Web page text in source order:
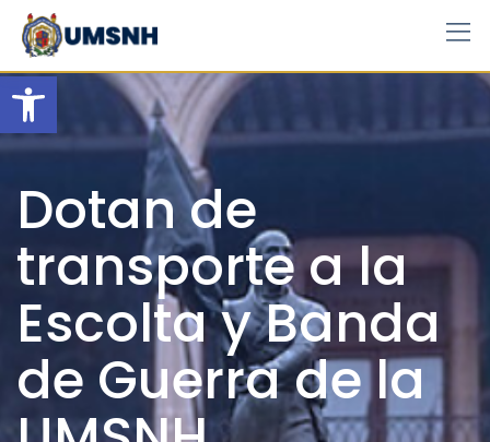
Open toolbar
Skip
content
Dotan de
transporte a la
Escolta y Banda
de Guerra de la